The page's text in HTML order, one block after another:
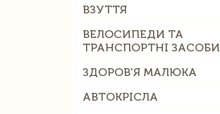
ВЗУТТЯ
ВЕЛОСИПЕДИ ТА
ТРАНСПОРТНІ ЗАСОБИ
ЗДОРОВ'Я МАЛЮКА
АВТОКРІСЛА